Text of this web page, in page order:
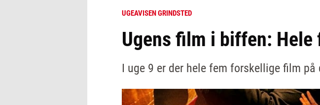
UGEAVISEN GRINDSTED
Ugens film i biffen:
I uge 9 er der hele fem forskellige film